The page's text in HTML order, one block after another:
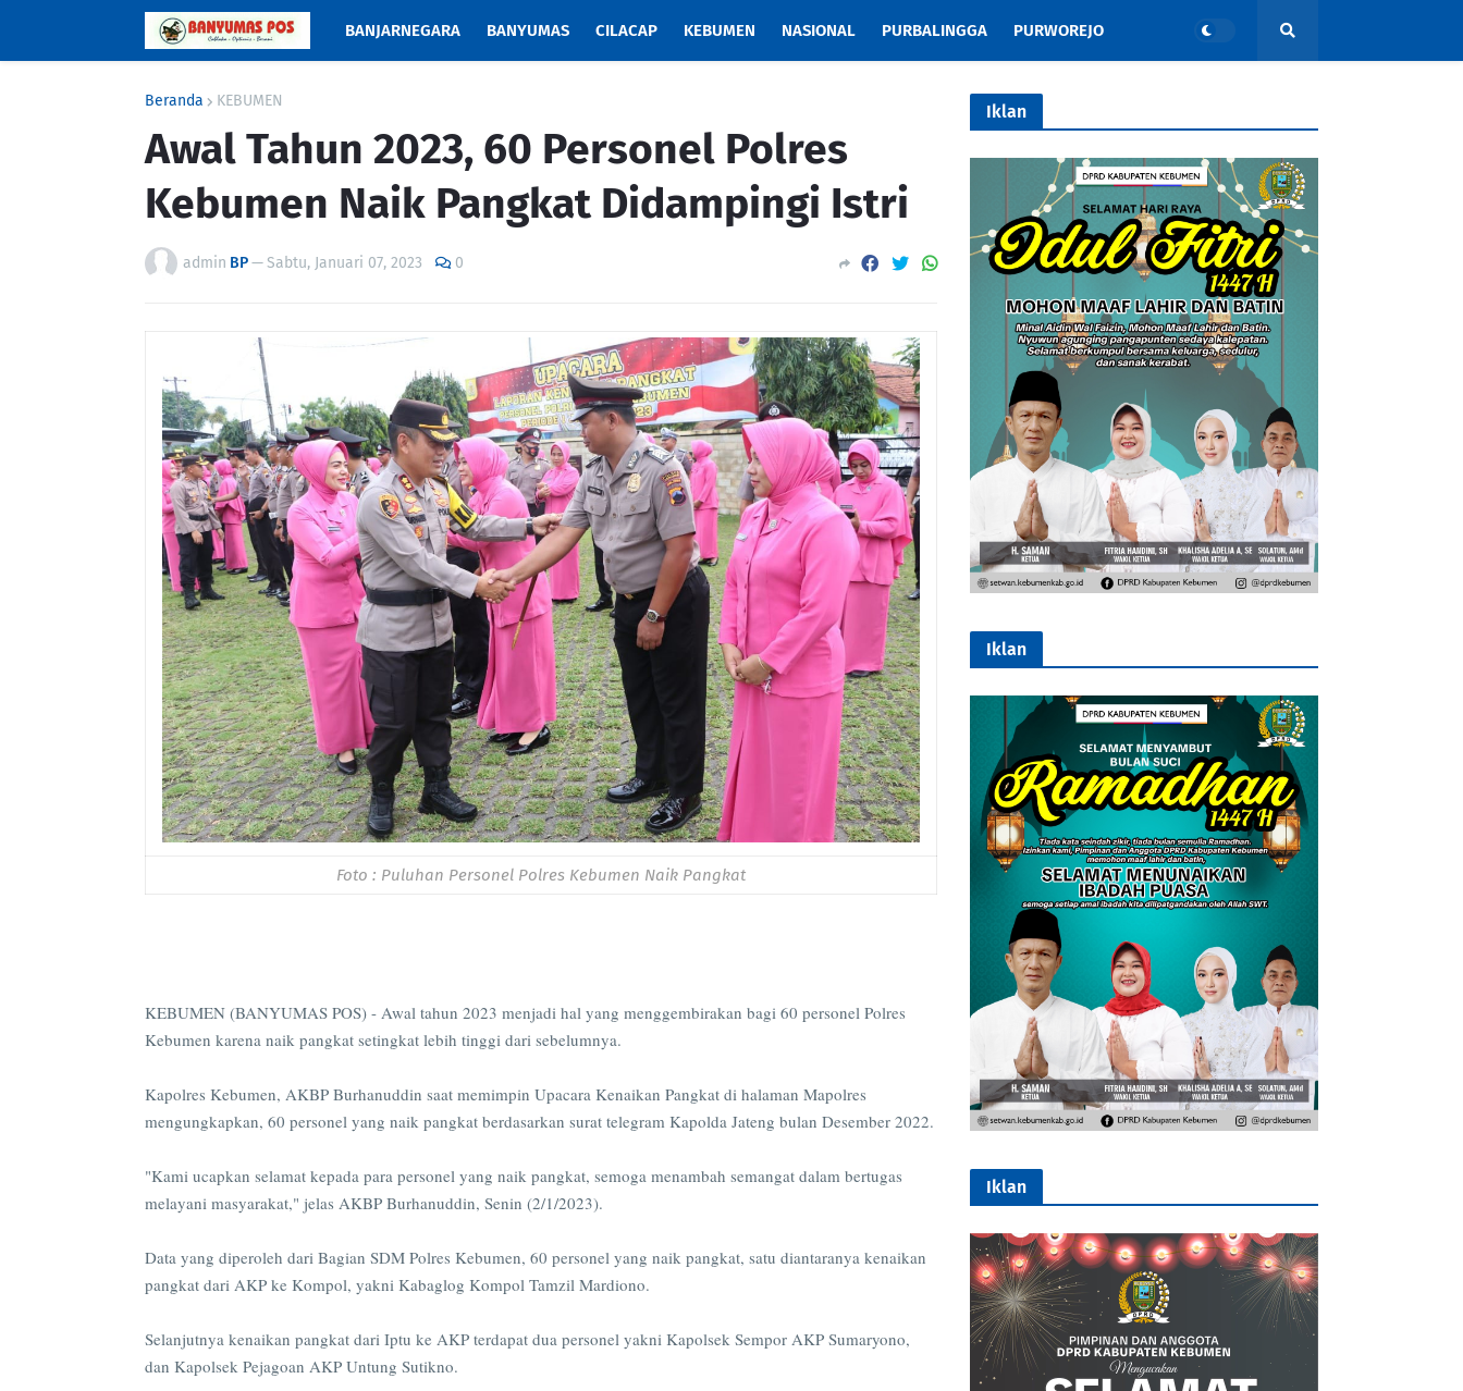
BANJARNEGARA BANYUMAS CILACAP KEBUMEN NASIONAL PURBALINGGA PURWOREJO
Beranda KEBUMEN
Awal Tahun 2023, 60 Personel Polres
Kebumen Naik Pangkat Didampingi Istri
admin BP—Sabtu, Januari 07, 2023 0
Foto : Puluhan Personel Polres Kebumen Naik Pangkat
KEBUMEN (BANYUMAS POS) - Awal tahun 2023 menjadi hal yang menggembirakan bagi 60 personel Polres
Kebumen karena naik pangkat setingkat lebih tinggi dari sebelumnya.
Kapolres Kebumen, AKBP Burhanuddin saat memimpin Upacara Kenaikan Pangkat di halaman Mapolres
mengungkapkan, 60 personel yang naik pangkat berdasarkan surat telegram Kapolda Jateng bulan Desember 2022.
"Kami ucapkan selamat kepada para personel yang naik pangkat, semoga menambah semangat dalam bertugas
melayani masyarakat," jelas AKBP Burhanuddin, Senin (2/1/2023).
Data yang diperoleh dari Bagian SDM Polres Kebumen, 60 personel yang naik pangkat, satu diantaranya kenaikan
pangkat dari AKP ke Kompol, yakni Kabaglog Kompol Tamzil Mardiono.
Selanjutnya kenaikan pangkat dari Iptu ke AKP terdapat dua personel yakni Kapolsek Sempor AKP Sumaryono,
dan Kapolsek Pejagoan AKP Untung Sutikno.
Iklan
Iklan
Iklan